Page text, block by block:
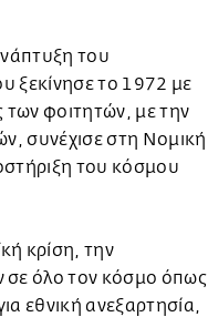
του
ξεκίνησε το 1972 με
των φοιτητών, με την
συνέχισε στη Νομική
του κόσμου
κρίση, την
σε όλο τον κόσμο όπως
εθνική ανεξαρτησία,